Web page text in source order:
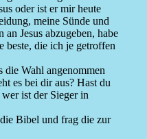
oder ist er mir heute
meine Sünde und
Jesus abzugeben, habe
beste, die ich je getroffen
die Wahl angenommen
es bei dir aus? Hast du
ist der Sieger in
Bibel und frag die zur